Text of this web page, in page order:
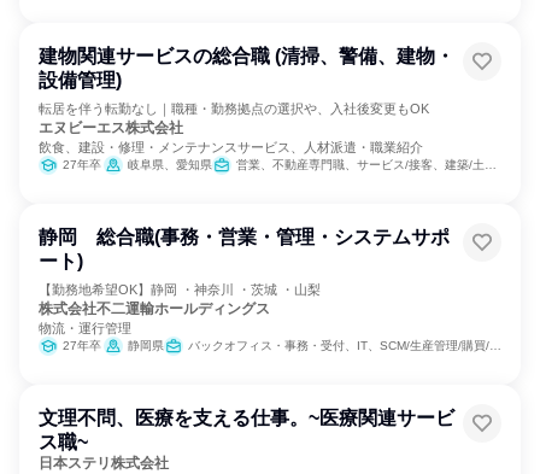
建物関連サービスの総合職 (清掃、警備、建物・
設備管理)
転居を伴う転勤なし｜職種・勤務拠点の選択や、入社後変更もOK
エヌビーエス株式会社
飲食、建設・修理・メンテナンスサービス、人材派遣・職業紹介
27年卒 岐阜県、愛知県 営業、不動産専門職、サービス/接客、建築/土木/プラント専門職
静岡 総合職(事務・営業・管理・システムサポ
ート)
【勤務地希望OK】静岡 ・神奈川 ・茨城 ・山梨
株式会社不二運輸ホールディングス
物流・運行管理
27年卒 静岡県 バックオフィス・事務・受付、IT、SCM/生産管理/購買/物流、経理/税務/財務、人事
文理不問、医療を支える仕事。~医療関連サービ
ス職~
日本ステリ株式会社